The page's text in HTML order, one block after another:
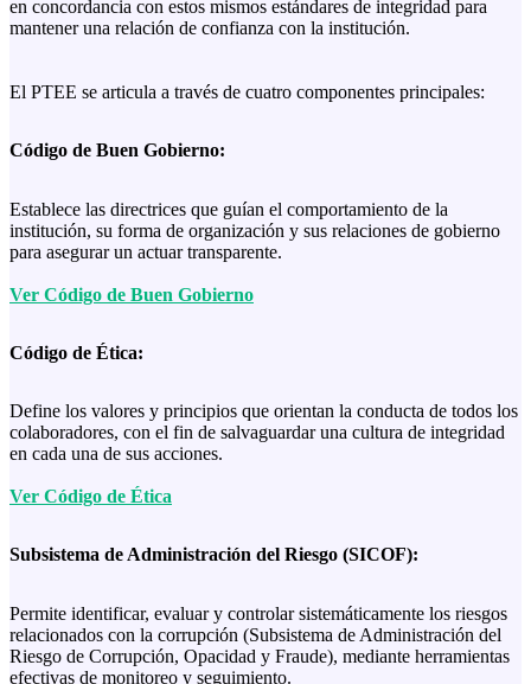
en concordancia con estos mismos estándares de integridad para
mantener una relación de confianza con la institución.
El PTEE se articula a través de cuatro componentes principales:
Código de Buen Gobierno:
Establece las directrices que guían el comportamiento de la
institución, su forma de organización y sus relaciones de gobierno
para asegurar un actuar transparente.
Ver Código de Buen Gobierno
Código de Ética:
Define los valores y principios que orientan la conducta de todos los
colaboradores, con el fin de salvaguardar una cultura de integridad
en cada una de sus acciones.
Ver Código de Ética
Subsistema de Administración del Riesgo (SICOF):
Permite identificar, evaluar y controlar sistemáticamente los riesgos
relacionados con la corrupción (Subsistema de Administración del
Riesgo de Corrupción, Opacidad y Fraude), mediante herramientas
efectivas de monitoreo y seguimiento.